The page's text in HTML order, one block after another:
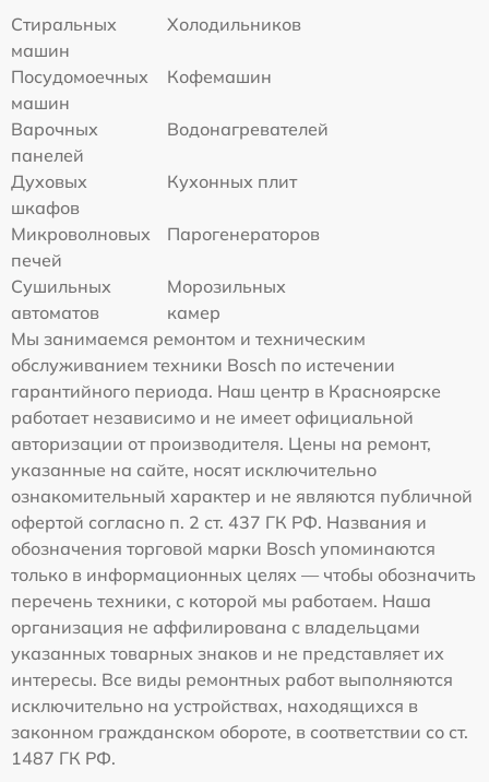
Стиральных
машин
Холодильников
Посудомоечных
машин
Кофемашин
Варочных
панелей
Водонагревателей
Духовых
шкафов
Кухонных плит
Микроволновых
печей
Парогенераторов
Сушильных
автоматов
Морозильных
камер
Мы занимаемся ремонтом и техническим
обслуживанием техники Bosch по истечении
гарантийного периода. Наш центр в Красноярске
работает независимо и не имеет официальной
авторизации от производителя. Цены на ремонт,
указанные на сайте, носят исключительно
ознакомительный характер и не являются публичной
офертой согласно п. 2 ст. 437 ГК РФ. Названия и
обозначения торговой марки Bosch упоминаются
только в информационных целях — чтобы обозначить
перечень техники, с которой мы работаем. Наша
организация не аффилирована с владельцами
указанных товарных знаков и не представляет их
интересы. Все виды ремонтных работ выполняются
исключительно на устройствах, находящихся в
законном гражданском обороте, в соответствии со ст.
1487 ГК РФ.